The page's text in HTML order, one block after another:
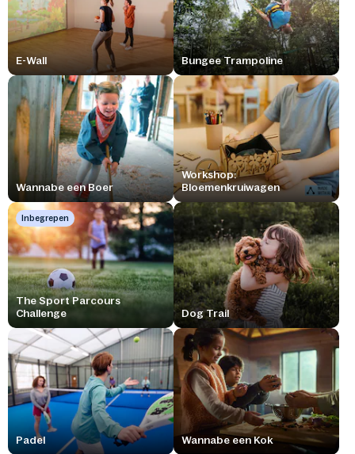
E-Wall Bungee Trampoline
Wannabe een Boer
Workshop:
Bloemenkruiwagen
Inbegrepen
The Sport Parcours
Challenge
Dog Trail
Padel Wannabe een Kok